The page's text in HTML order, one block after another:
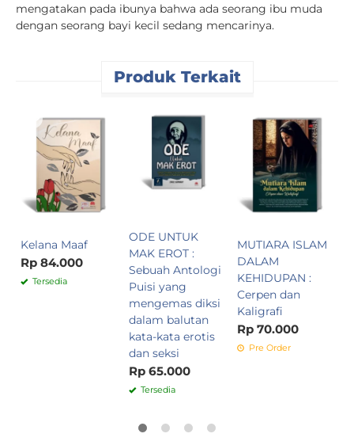
mengatakan pada ibunya bahwa ada seorang ibu muda
dengan seorang bayi kecil sedang mencarinya.
Produk Terkait
Kelana Maaf
Rp 84.000
Tersedia
ODE UNTUK
MAK EROT :
Sebuah Antologi
Puisi yang
mengemas diksi
dalam balutan
kata-kata erotis
dan seksi
Rp 65.000
Tersedia
MUTIARA ISLAM
DALAM
KEHIDUPAN :
Cerpen dan
Kaligrafi
Rp 70.000
Pre Order